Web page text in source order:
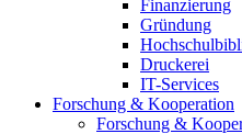
Finanzierung
Gründung
Druckerei
IT-Services
Forschung & Kooperation
Forschung &